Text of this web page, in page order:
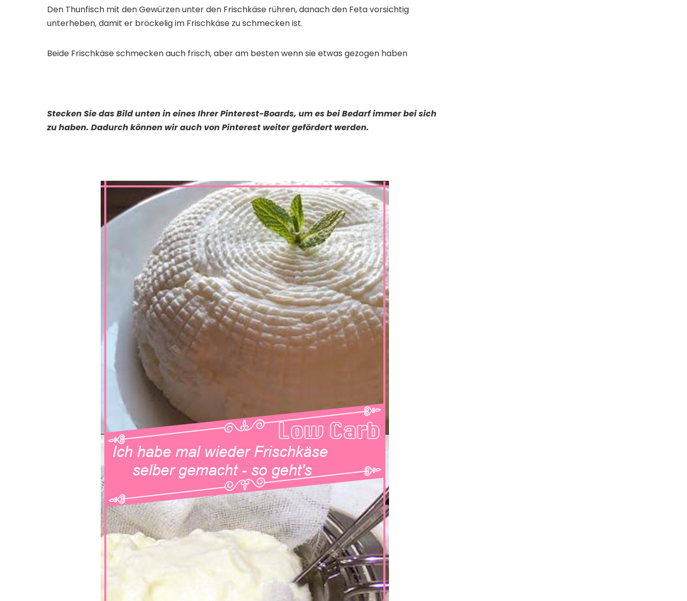
Den Thunfisch mit den Gewürzen unter den Frischkäse rühren, danach den Feta vorsichtig
unterheben, damit er bröckelig im Frischkäse zu schmecken ist.
Beide Frischkäse schmecken auch frisch, aber am besten wenn sie etwas gezogen haben
Stecken Sie das Bild unten in eines Ihrer Pinterest-Boards, um es bei Bedarf immer bei sich
zu haben. Dadurch können wir auch von Pinterest weiter gefördert werden.